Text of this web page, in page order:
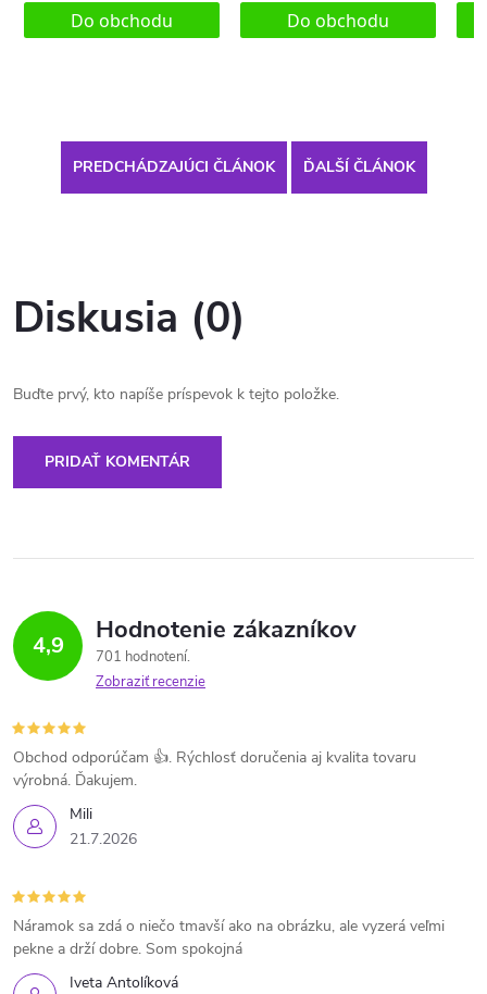
PREDCHÁDZAJÚCI ČLÁNOK ĎALŠÍ ČLÁNOK
Diskusia (0)
Buďte prvý, kto napíše príspevok k tejto položke.
PRIDAŤ KOMENTÁR
4,9 Hodnotenie zákazníkov
701 hodnotení
Zobraziť recenzie
Mili
21.7.2026
Obchod odporúčam 👍. Rýchlosť doručenia aj kvalita tovaru
výrobná. Ďakujem.
Iveta Antolíková
Náramok sa zdá o niečo tmavší ako na obrázku, ale vyzerá veľmi
pekne a drží dobre. Som spokojná